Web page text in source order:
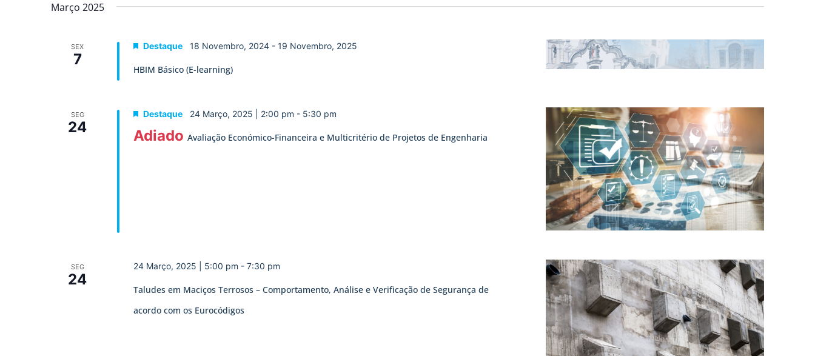
de
Eventos
Março 2025
SEX
7
HBIM Básico (E-learning)
Destaque 18 Novembro, 2024- 19 Novembro, 2025
SEG
24 Adiado Avaliação Económico-Financeira e Multicritério de Projetos de Engenharia
Destaque 24 Março, 2025 | 2:00 pm - 5:30 pm
SEG
24
Taludes em Maciços Terrosos – Comportamento, Análise e Verificação de Segurança de
acordo com os Eurocódigos
24 Março, 2025 | 5:00 pm - 7:30 pm